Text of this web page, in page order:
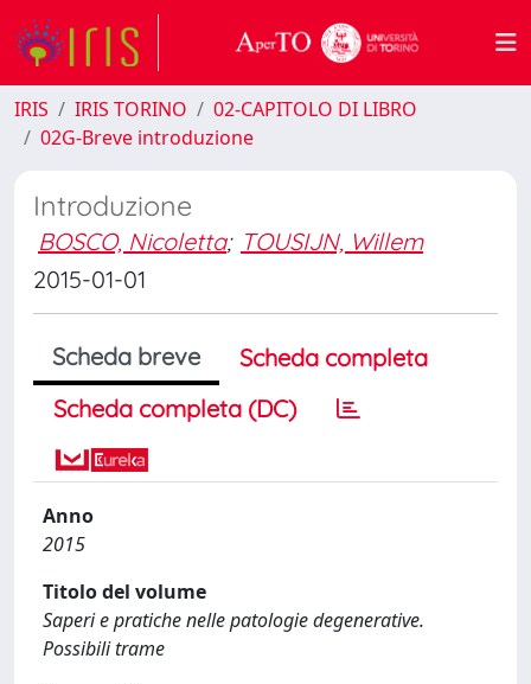
IRIS IRIS TORINO
02-CAPITOLO DI LIBRO
02G-Breve introduzione
Introduzione
BOSCO, Nicoletta; TOUSIJN, Willem
2015-01-01
Scheda breve
Scheda completa
Scheda completa (DC)
Anno
2015
Titolo del volume
Saperi e pratiche nelle patologie degenerative.
Possibili trame